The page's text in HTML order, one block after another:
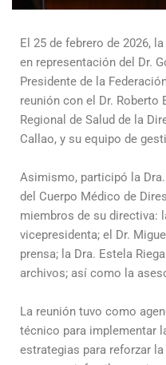
El 25 de febrero de 2026,
en representación del Dr.
Presidente de la
reunión con el Dr. Roberto
Regional de Salud de la
Callao, y su equipo de
Asimismo, participó la
del Cuerpo Médico de
miembros de su directiva:
vicepresidenta; el Dr.
prensa; la Dra. Estela
archivos; así como la
La reunión tuvo como
técnico para implementar
estrategias para reforzar